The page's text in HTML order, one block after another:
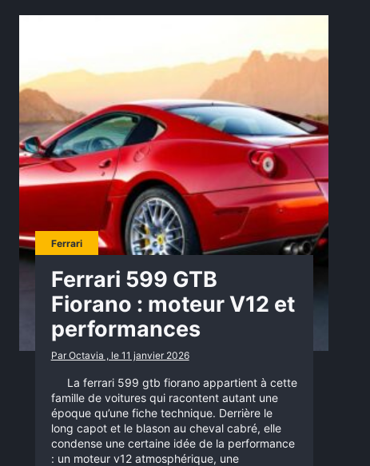
Ferrari
Ferrari 599 GTB
Fiorano : moteur V12 et
performances
Par Octavia , le 11 janvier 2026
La ferrari 599 gtb fiorano appartient à cette
famille de voitures qui racontent autant une
époque qu’une fiche technique. Derrière le
long capot et le blason au cheval cabré, elle
condense une certaine idée de la performance
: un moteur v12 atmosphérique, une